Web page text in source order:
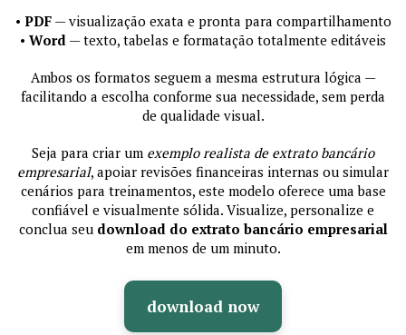
• PDF— visualização exata e pronta para compartilhamento
• Word — texto, tabelas e formatação totalmente editáveis
Ambos os formatos seguem a mesma estrutura lógica —
facilitando a escolha conforme sua necessidade, sem perda
de qualidade visual.
Seja para criar um exemplo realista de extrato bancário
empresarial, apoiar revisões financeiras internas ou simular
cenários para treinamentos, este modelo oferece uma base
confiável e visualmente sólida. Visualize, personalize e
conclua seu download do extrato bancário empresarial
em menos de um minuto.
download now